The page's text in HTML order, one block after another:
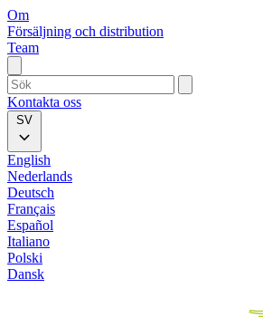
Om
Försäljning och distribution
Team
Kontakta oss
SV
English
Nederlands
Deutsch
Français
Español
Italiano
Polski
Dansk